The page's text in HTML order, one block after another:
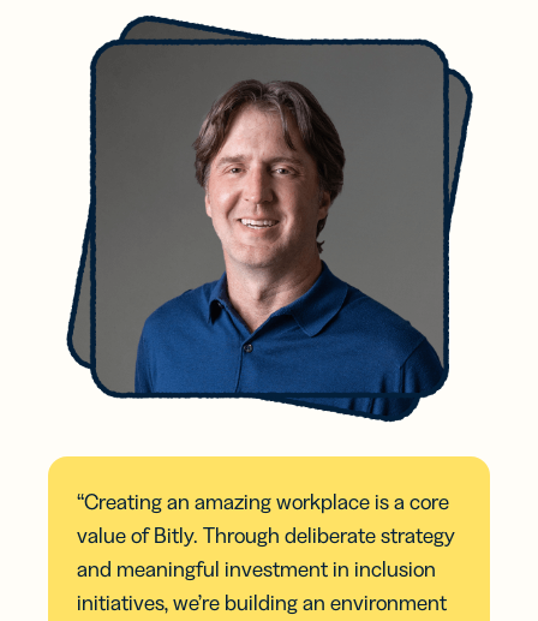
“Creating an amazing workplace is a core
value of Bitly. Through deliberate strategy
and meaningful investment in inclusion
initiatives, we’re building an environment